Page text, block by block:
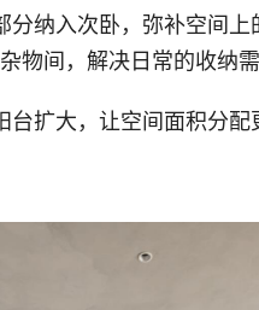
纳入次卧，弥补空间
物间，解决日常的收纳需
扩大，让空间面积分配